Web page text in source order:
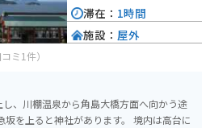
コミ1件）
、川棚温泉から角島大橋方面へ向かう途
を上ると神社があります。 境内は高台に
滞在： 1時間
施設： 屋外